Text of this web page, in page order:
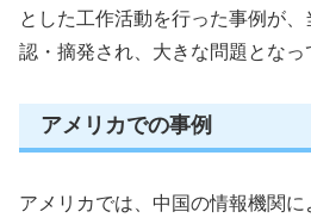
とした工作活動を行った事例が
認・摘発され、大きな問題となっ
アメリカでの事例
アメリカでは、中国の情報機関